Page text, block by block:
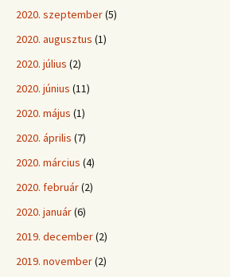
2020. szeptember(5)
2020. augusztus (1)
2020. július (2)
2020. június (11)
2020. május (1)
2020. április (7)
2020. március (4)
2020. február(2)
2020. január(6)
2019. december(2)
2019. november(2)